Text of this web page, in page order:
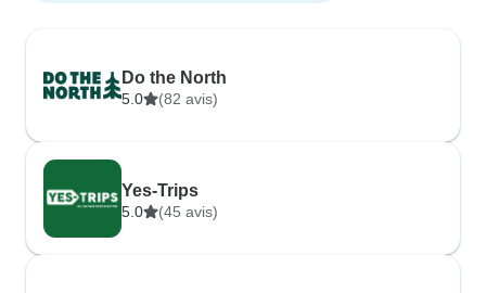
Do the North
5.0 (82 avis)
Yes-Trips
5.0 (45 avis)